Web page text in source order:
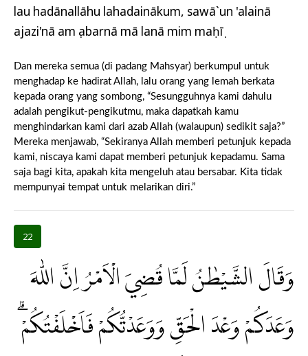
lau hadānallāhu lahadainākum, sawā`un 'alainā
ajazi'nā am ṣabarnā mā lanā mim maḥīṣ
Dan mereka semua (di padang Mahsyar) berkumpul untuk
menghadap ke hadirat Allah, lalu orang yang lemah berkata
kepada orang yang sombong, “Sesungguhnya kami dahulu
adalah pengikut-pengikutmu, maka dapatkah kamu
menghindarkan kami dari azab Allah (walaupun) sedikit saja?”
Mereka menjawab, “Sekiranya Allah memberi petunjuk kepada
kami, niscaya kami dapat memberi petunjuk kepadamu. Sama
saja bagi kita, apakah kita mengeluh atau bersabar. Kita tidak
mempunyai tempat untuk melarikan diri.”
22
وَقَالَ الشَّيْطٰنُ لَمَّا قُضِيَ الْاَمْرُ اِنَّ اللّٰهَ
وَعَدَكُمْ وَعْدَ الْحَقِّ وَوَعَدْتُّكُمْ فَاَخْلَفْتُكُمْۗ